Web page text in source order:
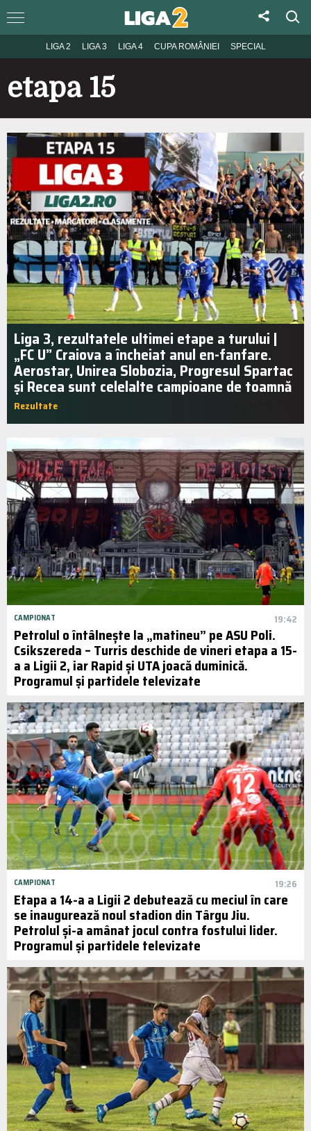
LIGA 2 LIGA 3 LIGA 4 CUPA ROMÂNIEI SPECIAL
etapa 15
Liga 3, rezultatele ultimei etape a turului |
„FC U” Craiova a încheiat anul en-fanfare.
Aerostar, Unirea Slobozia, Progresul Spartac
și Recea sunt celelalte campioane de toamnă
Rezultate
CAMPIONAT 19:42
Petrolul o întâlnește la „matineu” pe ASU Poli.
Csikszereda – Turris deschide de vineri etapa a 15-
a a Ligii 2, iar Rapid și UTA joacă duminică.
Programul și partidele televizate
CAMPIONAT 19:26
Etapa a 14-a a Ligii 2 debutează cu meciul în care
se inaugurează noul stadion din Târgu Jiu.
Petrolul și-a amânat jocul contra fostului lider.
Programul și partidele televizate